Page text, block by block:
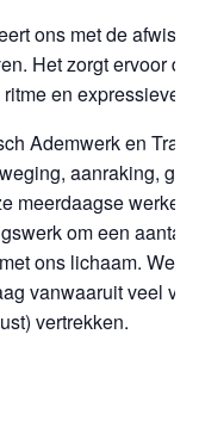
ons met de
Het zorgt ervoor
en
Ademwerk en
aanraking,
meerdaagse werken
om een aantal
ons lichaam. We
vanwaaruit veel
vertrekken.